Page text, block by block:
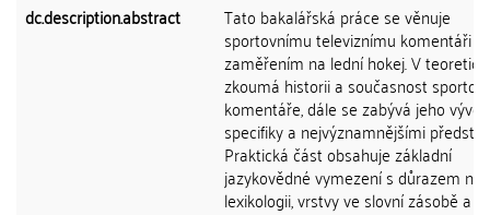
dc.description.abstract
Tato bakalářská práce se věnuje
sportovnímu televiznímu komentáři
zaměřením na lední hokej. V
zkoumá historii a současnost
komentáře, dále se zabývá jeho
specifiky a nejvýznamnějšími
Praktická část obsahuje základní
jazykovědné vymezení s důrazem na
lexikologii, vrstvy ve slovní zásobě a